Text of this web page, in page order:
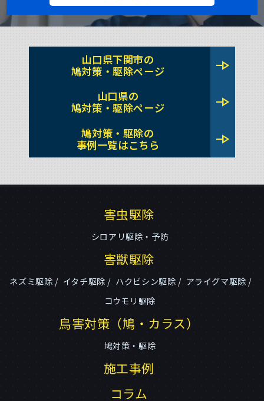
山口県下関市の
鳩対策・駆除ページ
line_end_arrow
山口県の
鳩対策・駆除ページ
line_end_arrow
鳩対策・駆除の
事例一覧はこちら
line_end_arrow
害虫駆除
シロアリ駆除・予防
害獣駆除
ネズミ駆除 イタチ駆除 ハクビシン駆除
アライグマ駆除
コウモリ駆除
鳥害対策（鳩・カラス）
鳩対策・駆除
施工事例
コラム